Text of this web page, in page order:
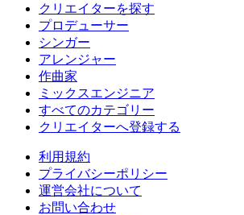
クリエイターを探す
プロデューサー
シンガー
アレンジャー
作曲家
ミックスエンジニア
すべてのカテゴリー
クリエイターへ登録する
利用規約
プライバシーポリシー
運営会社について
お問い合わせ